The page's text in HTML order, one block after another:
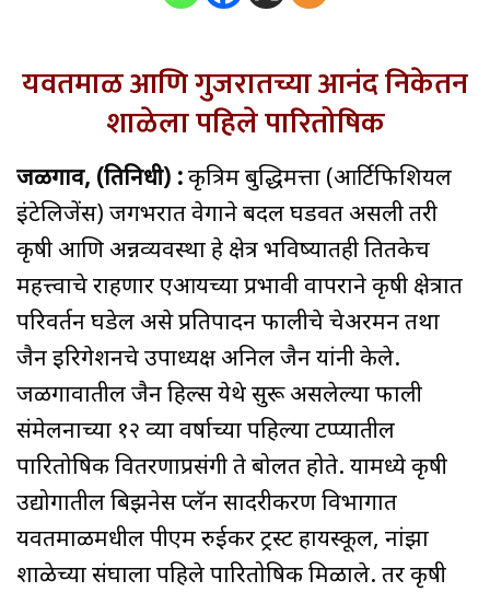
यवतमाळ आणि गुजरातच्या आनंद निकेतन
शाळेला पहिले पारितोषिक
जळगाव, (प्रतिनिधी) :कृत्रिम बुद्धिमत्ता (आर्टिफिशियल
इंटेलिजेंस) जगभरात वेगाने बदल घडवत असली तरी
कृषी आणि अन्नव्यवस्था हे क्षेत्र भविष्यातही तितकेच
महत्त्वाचे राहणार एआयच्या प्रभावी वापराने कृषी क्षेत्रात
परिवर्तन घडेल असे प्रतिपादन फालीचे चेअरमन तथा
जैन इरिगेशनचे उपाध्यक्ष अनिल जैन यांनी केले.
जळगावातील जैन हिल्स येथे सुरू असलेल्या फाली
संमेलनाच्या १२ व्या वर्षाच्या पहिल्या टप्प्यातील
पारितोषिक वितरणाप्रसंगी ते बोलत होते. यामध्ये कृषी
उद्योगातील बिझनेस प्लॅन सादरीकरण विभागात
यवतमाळमधील पीएम रुईकर ट्रस्ट हायस्कूल, नांझा
शाळेच्या संघाला पहिले पारितोषिक मिळाले. तर कृषी